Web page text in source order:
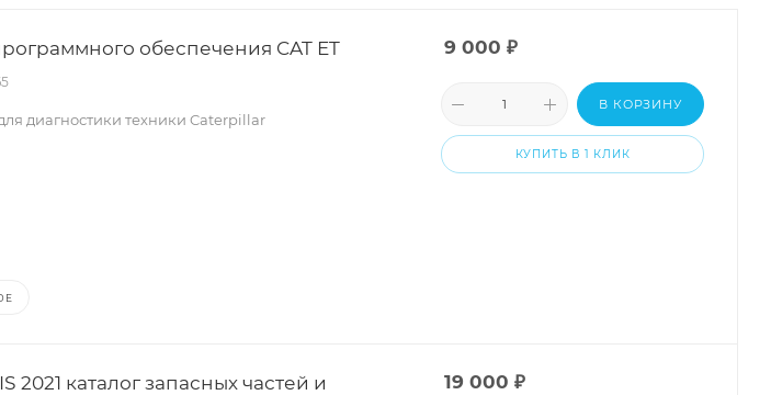
обеспечения CAT ET
диагностики техники Caterpillar
9 000 ₽
В КОРЗИНУ
КУПИТЬ В 1 КЛИК
2021 каталог запасных частей и
19 000 ₽